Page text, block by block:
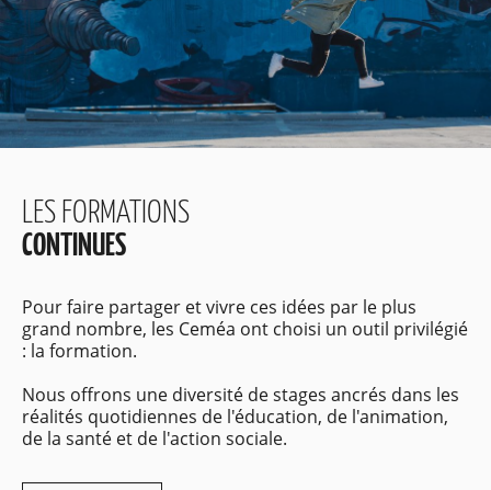
LES FORMATIONS
CONTINUES
Pour faire partager et vivre ces idées par le plus
grand nombre, les Ceméa ont choisi un outil privilégié
: la formation.
Nous offrons une diversité de stages ancrés dans les
réalités quotidiennes de l'éducation, de l'animation,
de la santé et de l'action sociale.